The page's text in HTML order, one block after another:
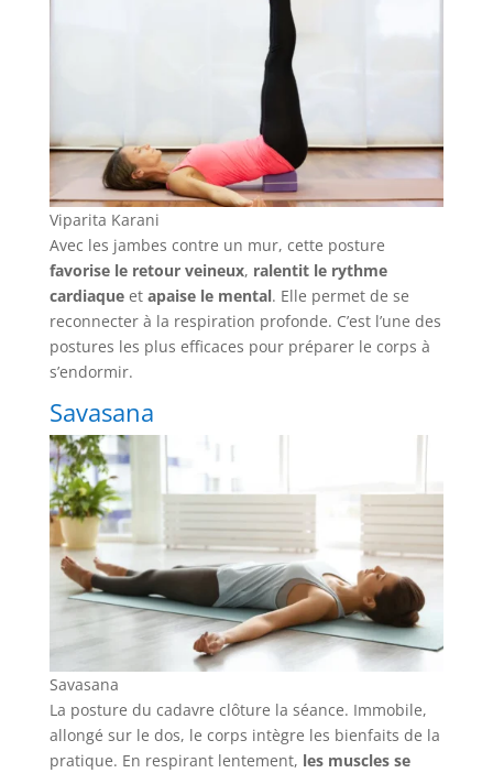
Viparita Karani
Avec les jambes contre un mur, cette posture
favorise le retour veineux, ralentit le rythme
cardiaqueet apaise le mental. Elle permet de se
reconnecter à la respiration profonde. C’est l’une des
postures les plus efficaces pour préparer le corps à
s’endormir.
Savasana
Savasana
La posture du cadavre clôture la séance. Immobile,
allongé sur le dos, le corps intègre les bienfaits de la
pratique. En respirant lentement, les muscles se